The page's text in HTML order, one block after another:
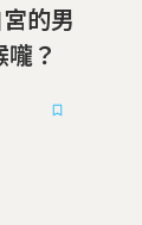
的男
？